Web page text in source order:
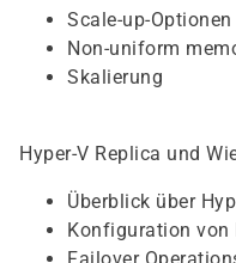
Scale-up-
Non-uniform
Skalierung
Hyper-V Replica und
Überblick über
Konfiguration von